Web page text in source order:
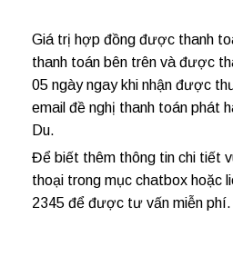
Giá trị hợp đồng được thanh
thanh toán bên trên và được
05 ngày ngay khi nhận được
email đề nghị thanh toán phát
Du.
Để biết thêm thông tin chi tiết
thoại trong mục chatbox hoặc
2345 để được tư vấn miễn phí.